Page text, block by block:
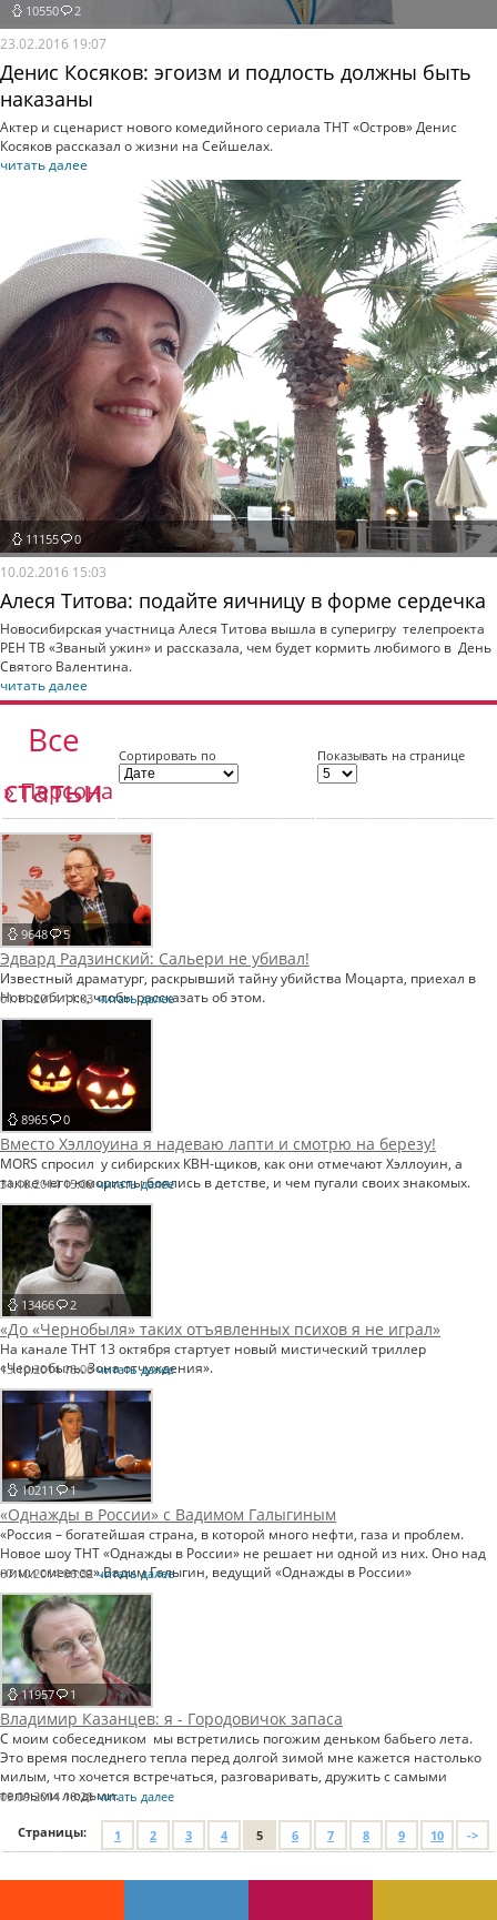
10550 2
23.02.2016 19:07
Денис Косяков: эгоизм и подлость должны быть
наказаны
Актер и сценарист нового комедийного сериала ТНТ «Остров» Денис
Косяков рассказал о жизни на Сейшелах.
читать далее
11155 0
10.02.2016 15:03
Алеся Титова: подайте яичницу в форме сердечка
Новосибирская участница Алеся Титова вышла в суперигру телепроекта
РЕН ТВ «Званый ужин» и рассказала, чем будет кормить любимого в День
Святого Валентина.
читать далее
Все
статьи
» Персона
Сортировать по Показывать на странице
9648 5
Эдвард Радзинский: Сальери не убивал!
Известный драматург, раскрывший тайну убийства Моцарта, приехал в
Новосибирск, чтобы рассказать об этом.
01.11.2014 11:03читать далее
8965 0
Вместо Хэллоуина я надеваю лапти и смотрю на березу!
MORS спросил у сибирских КВН-щиков, как они отмечают Хэллоуин, а
также чего юмористы боялись в детстве, и чем пугали своих знакомых.
31.10.2014 15:08читать далее
13466 2
«До «Чернобыля» таких отъявленных психов я не играл»
На канале ТНТ 13 октября стартует новый мистический триллер
«Чернобыль. Зона отчуждения».
13.10.2014 18:06читать далее
10211 1
«Однажды в России» с Вадимом Галыгиным
«Россия – богатейшая страна, в которой много нефти, газа и проблем.
Новое шоу ТНТ «Однажды в России» не решает ни одной из них. Оно над
ними смеется».Вадим Галыгин, ведущий «Однажды в России»
07.10.2014 06:32читать далее
11957 1
Владимир Казанцев: я - Городовичок запаса
С моим собеседником мы встретились погожим деньком бабьего лета.
Это время последнего тепла перед долгой зимой мне кажется настолько
милым, что хочется встречаться, разговаривать, дружить с самыми
теплыми людьми.
09.09.2014 10:28читать далее
Страницы: 1 2 3 4 5 6 7 8 9 10 ->